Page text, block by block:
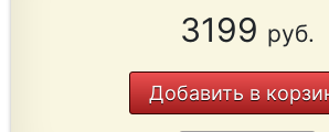
3199 руб.
Добавить в